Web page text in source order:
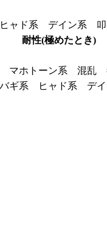
ャド系 デイン系
耐性(極めたとき)
マホトーン系 混
ギ系 ヒャド系